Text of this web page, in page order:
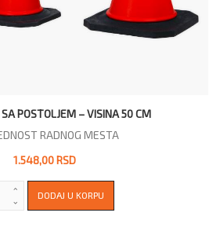
POSTOLJEM – VISINA 50 CM
RADNOG MESTA
1.548,00 RSD